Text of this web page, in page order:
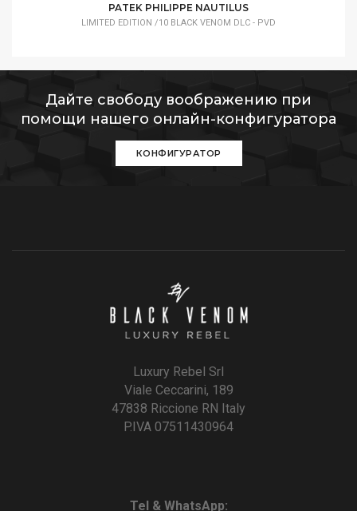
PATEK PHILIPPE NAUTILUS
LIMITED EDITION /10 BLACK VENOM DLC - PVD
Дайте свободу воображению при
помощи нашего онлайн-конфигуратора
КОНФИГУРАТОР
Luxury Rebel Srl
Viale Ceccarini, 189
47838 Riccione RN Italy
P.IVA 07511430964
Tel & WhatsApp: